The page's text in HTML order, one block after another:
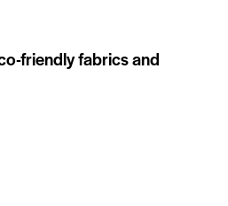
friendly fabrics and